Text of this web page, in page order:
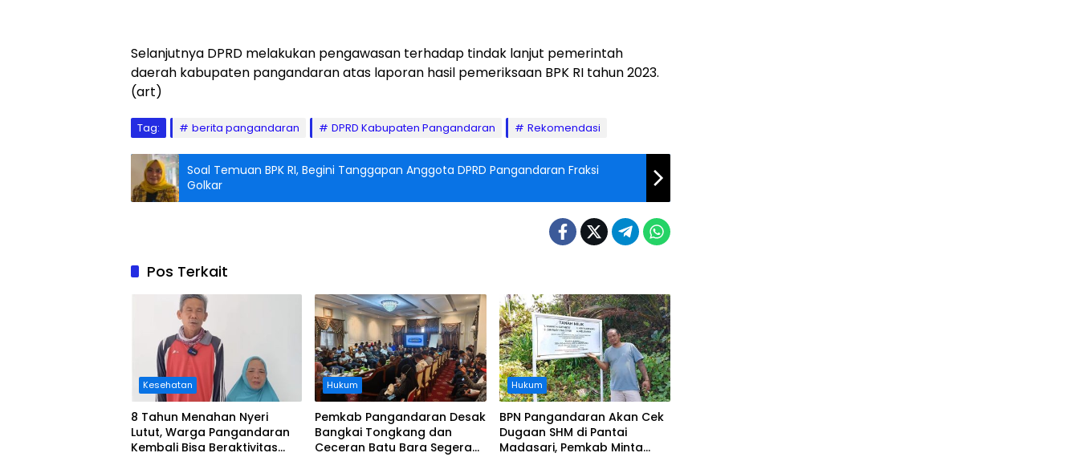
Selanjutnya DPRD melakukan pengawasan terhadap tindak lanjut pemerintah
daerah kabupaten pangandaran atas laporan hasil pemeriksaan BPK RI tahun 2023.
(art)
Tag: berita pangandaran DPRD Kabupaten Pangandaran Rekomendasi
Soal Temuan BPK RI, Begini Tanggapan Anggota DPRD Pangandaran Fraksi
Golkar
Pos Terkait
Kesehatan
8 Tahun Menahan Nyeri
Lutut, Warga Pangandaran
Kembali Bisa Beraktivitas
Hukum
Pemkab Pangandaran Desak
Bangkai Tongkang dan
Ceceran Batu Bara Segera
Hukum
BPN Pangandaran Akan Cek
Dugaan SHM di Pantai
Madasari, Pemkab Minta